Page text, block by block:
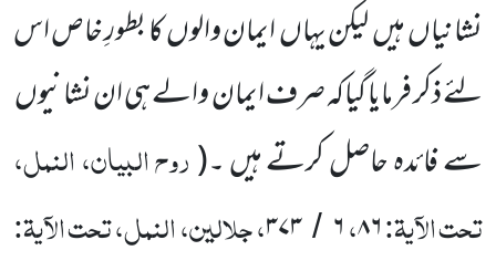
نشانیاں ہیں لیکن یہاں ایمان والوں کا بطورِ خاص اس
لئے ذکر فرمایا گیاکہ صرف ایمان والے ہی ان نشانیوں
سے فائدہ حاصل کرتے ہیں ۔(روح البیان، النمل،
تحت الآیۃ:۸۶،۶ /۳۷۳، جلالین، النمل، تحت الآیۃ: